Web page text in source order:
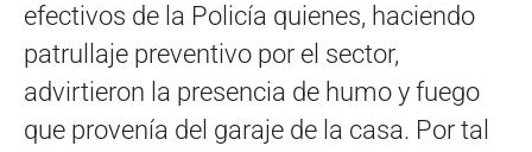
efectivos de la Policía quienes, haciendo
patrullaje preventivo por el sector,
advirtieron la presencia de humo y fuego
que provenía del garaje de la casa. Por tal